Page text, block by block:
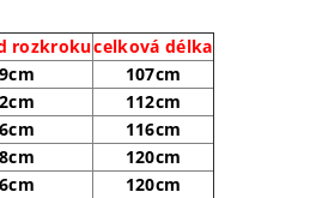
rozkrokucelková délka
107cm
112cm
116cm
120cm
120cm